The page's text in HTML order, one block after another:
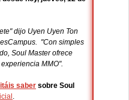
dijo Uyen Uyen Ton
"Con simples
Soul Master ofrece
MMO".
saber sobre Soul
.